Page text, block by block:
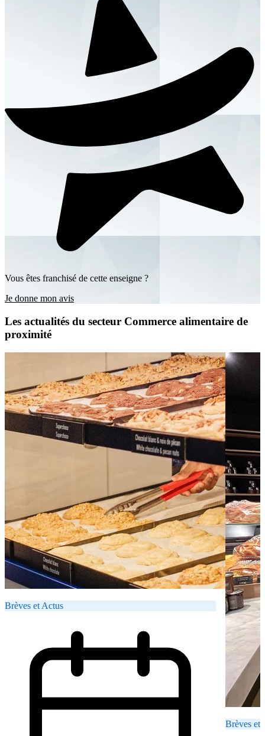
Vous êtes franchisé de cette enseigne ?
Je donne mon avis
Les actualités du secteur Commerce alimentaire de
proximité
Brèves et Actus
Brèves et